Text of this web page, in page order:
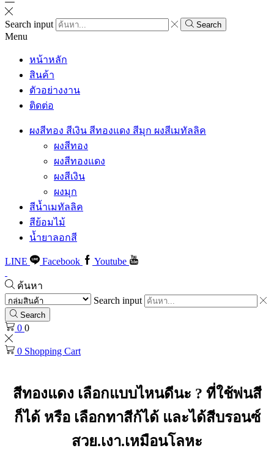
Search input Search
Menu
หน้าหลัก
สินค้า
ตัวอย่างงาน
ติดต่อ
ผงสีทอง สีเงิน สีทองแดง สีมุก ผงสีเมทัลลิค
ผงสีทอง
ผงสีทองแดง
ผงสีเงิน
ผงมุก
สีน้ำเมทัลลิค
สีย้อมไม้
น้ำยาลอกสี
LINE Facebook Youtube
ค้นหา
Search input
Search
0 0
0 Shopping Cart
สีทองแดง เลือกแบบไหนดีนะ ? ที่ใช้พ่นสี
ก็ได้ หรือ เลือกทาสีก้ได้ และได้สีบรอนซ์
สวย.เงา.เหมือนโลหะ